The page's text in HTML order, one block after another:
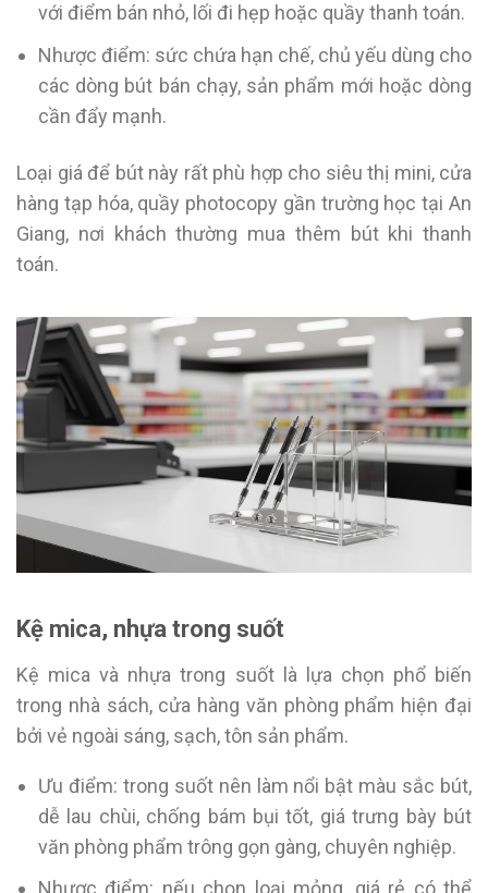
với điểm bán nhỏ, lối đi hẹp hoặc quầy thanh toán.
Nhược điểm: sức chứa hạn chế, chủ yếu dùng cho
các dòng bút bán chạy, sản phẩm mới hoặc dòng
cần đẩy mạnh.
Loại giá để bút này rất phù hợp cho siêu thị mini, cửa
hàng tạp hóa, quầy photocopy gần trường học tại An
Giang, nơi khách thường mua thêm bút khi thanh
toán.
Kệ mica, nhựa trong suốt
Kệ mica và nhựa trong suốt là lựa chọn phổ biến
trong nhà sách, cửa hàng văn phòng phẩm hiện đại
bởi vẻ ngoài sáng, sạch, tôn sản phẩm.
Ưu điểm: trong suốt nên làm nổi bật màu sắc bút,
dễ lau chùi, chống bám bụi tốt, giá trưng bày bút
văn phòng phẩm trông gọn gàng, chuyên nghiệp.